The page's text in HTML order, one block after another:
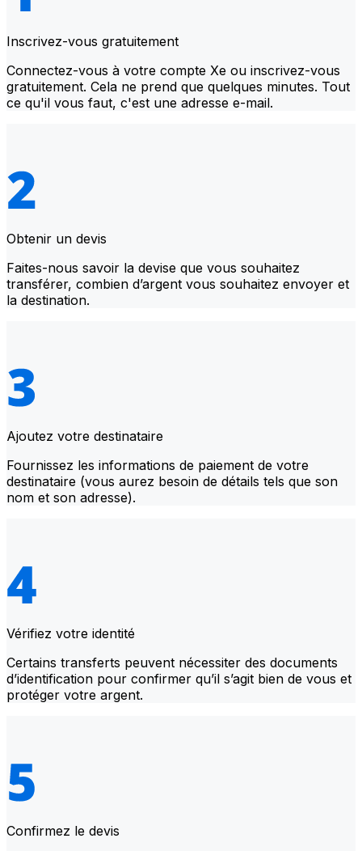
Inscrivez-vous gratuitement
Connectez-vous à votre compte Xe ou inscrivez-vous
gratuitement. Cela ne prend que quelques minutes. Tout
ce qu'il vous faut, c'est une adresse e-mail.
Obtenir un devis
Faites-nous savoir la devise que vous souhaitez
transférer, combien d’argent vous souhaitez envoyer et
la destination.
Ajoutez votre destinataire
Fournissez les informations de paiement de votre
destinataire (vous aurez besoin de détails tels que son
nom et son adresse).
Vérifiez votre identité
Certains transferts peuvent nécessiter des documents
d’identification pour confirmer qu’il s’agit bien de vous et
protéger votre argent.
Confirmez le devis